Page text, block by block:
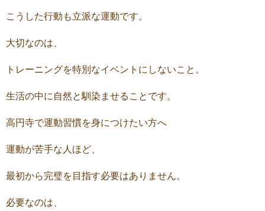
こうした行動も立派な運動です。
大切なのは、
トレーニングを特別なイベントにしないこと。
生活の中に自然と馴染ませることです。
高円寺で運動習慣を身につけたい方へ
運動が苦手な人ほど、
最初から完璧を目指す必要はありません。
必要なのは、